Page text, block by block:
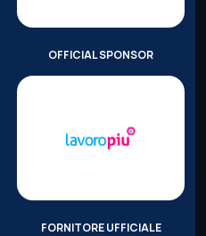
OFFICIAL SPONSOR
FORNITORE UFFICIALE